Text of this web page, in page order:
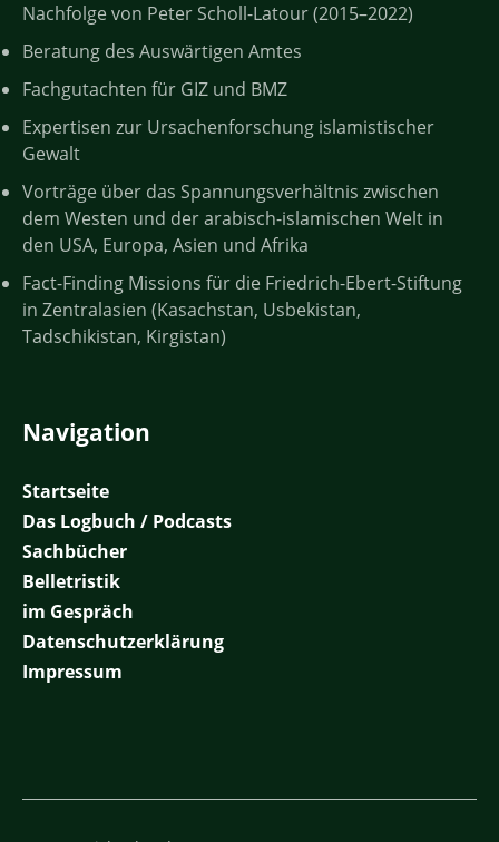
Nachfolge von Peter Scholl-Latour (2015–2022)
Beratung des Auswärtigen Amtes
Fachgutachten für GIZ und BMZ
Expertisen zur Ursachenforschung islamistischer
Gewalt
Vorträge über das Spannungsverhältnis zwischen
dem Westen und der arabisch-islamischen Welt in
den USA, Europa, Asien und Afrika
Fact-Finding Missions für die Friedrich-Ebert-Stiftung
in Zentralasien (Kasachstan, Usbekistan,
Tadschikistan, Kirgistan)
Navigation
Startseite
Das Logbuch / Podcasts
Sachbücher
Belletristik
im Gespräch
Datenschutzerklärung
Impressum